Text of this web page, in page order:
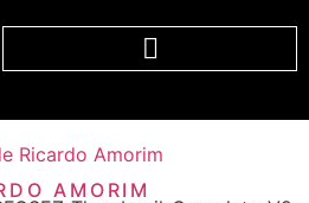
AMORIM